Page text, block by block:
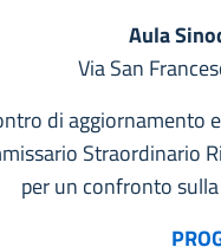
Aula
Via San
di aggiornamento
Straordinario
per un confronto